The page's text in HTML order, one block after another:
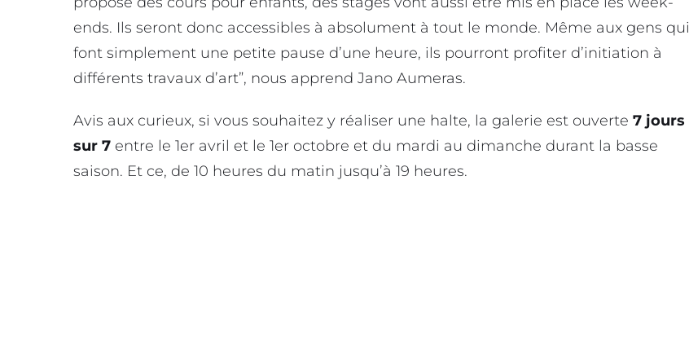
ends. Ils seront donc accessibles à absolument à tout le monde. Même aux gens qui
font simplement une petite pause d’une heure, ils pourront profiter d’initiation à
différents travaux d’art”, nous apprend Jano Aumeras.
Avis aux curieux, si vous souhaitez y réaliser une halte, la galerie est ouverte 7 jours
sur 7 entre le 1er avril et le 1er octobre et du mardi au dimanche durant la basse
saison. Et ce, de 10 heures du matin jusqu’à 19 heures.